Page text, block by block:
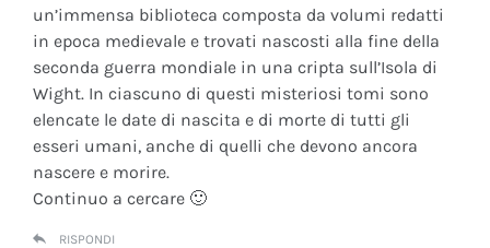
un’immensa biblioteca composta da volumi redatti
in epoca medievale e trovati nascosti alla fine della
seconda guerra mondiale in una cripta sull’Isola di
Wight. In ciascuno di questi misteriosi tomi sono
elencate le date di nascita e di morte di tutti gli
esseri umani, anche di quelli che devono ancora
nascere e morire.
Continuo a cercare 🙂
RISPONDI